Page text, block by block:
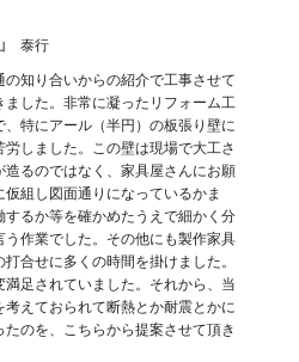
泰行
の知り合いからの紹介で工事させて
ました。非常に凝ったリフォーム工
、特にアール（半円）の板張り壁に
労しました。この壁は現場で大工さ
造るのではなく、家具屋さんにお願
組し図面通りになっているかま
るか等を確かめたうえで細かく分
作業でした。その他にも製作家具
合せに多くの時間を掛けました。
足されていました。それから、当
えておられて断熱とか耐震とかに
のを、こちらから提案させて頂き